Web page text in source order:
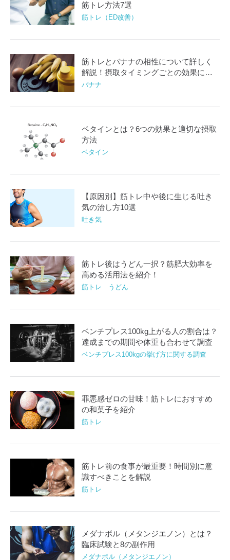
筋トレ方法7選
筋トレ（ED改善）
筋トレとバナナの相性について詳しく
解説！摂取タイミングごとの効果につ
いて
バナナ
ベタインとは？6つの効果と適切な摂取
方法
ベタイン
【原因別】筋トレ中や後に生じる吐き
気の治し方10選
吐き気
筋トレ後はうどん一択？筋肥大効率を
高める活用法を紹介！
筋トレ うどん
ベンチプレス100kg上がる人の割合は？
達成までの期間や体重も合わせて調査
ベンチプレス100kgの挙げ方に関する調査
罪悪感ゼロの甘味！筋トレにおすすめ
の和菓子を紹介
筋トレ
筋トレ前の食事が最重要！時間別に意
識すべきことを解説
筋トレ
メダナボル（メタンジエノン）とは？
臨床試験と8の副作用
メダナボル（メタンジエノン）